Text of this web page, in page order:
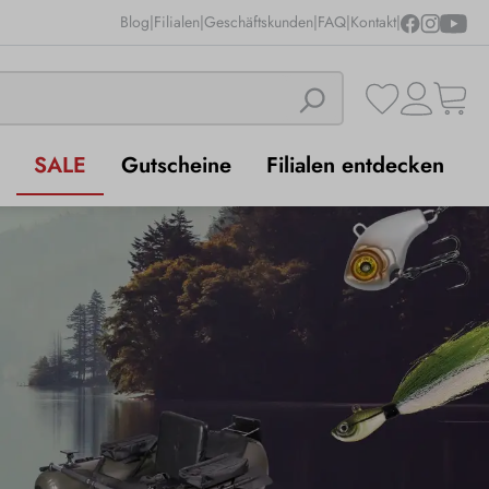
Blog|Filialen|Geschäftskunden|FAQ|Kontakt|
SALE Gutscheine Filialen entdecken